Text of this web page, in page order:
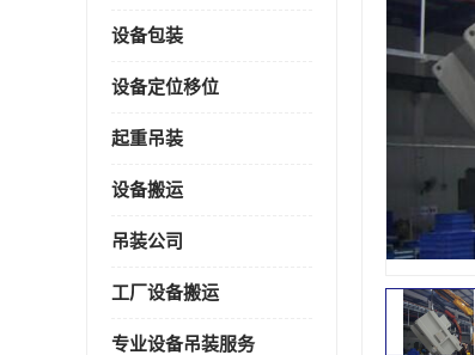
设备包装
设备定位移位
起重吊装
设备搬运
吊装公司
工厂设备搬运
专业设备吊装服务